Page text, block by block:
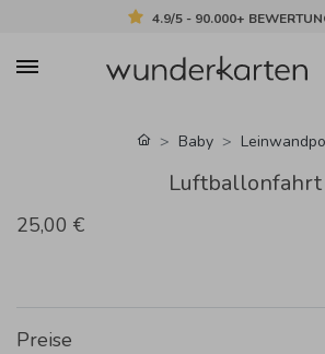
4.9/5 - 90.000+
Baby
Luftballonfahrt
25,00 €
Preise